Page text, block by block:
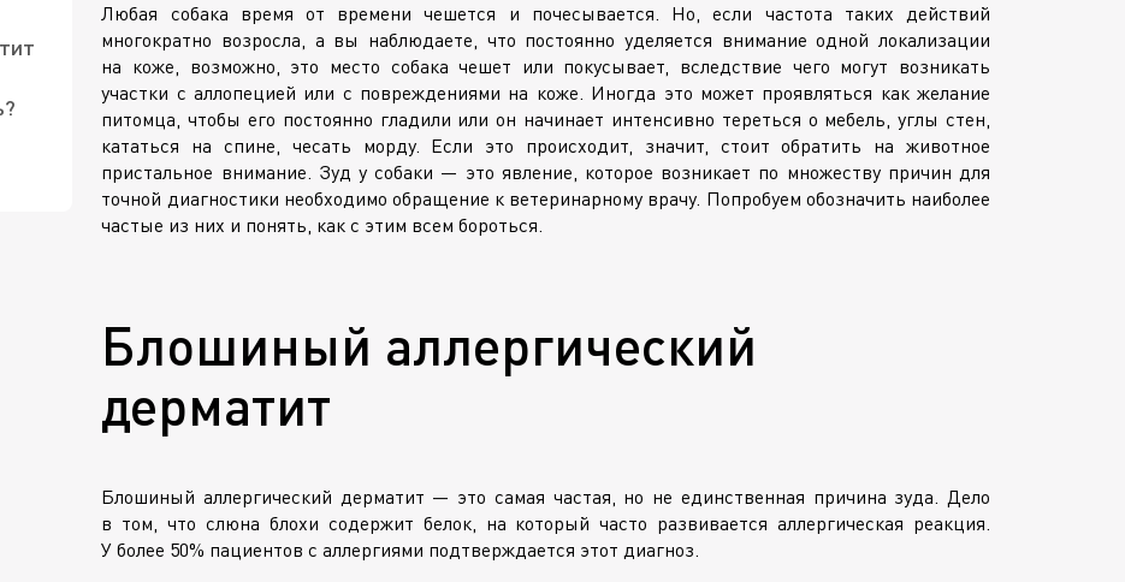
Любая собака время от времени чешется и почесывается. Но, если частота таких действий
многократно возросла, а вы наблюдаете, что постоянно уделяется внимание одной локализации
на коже, возможно, это место собака чешет или покусывает, вследствие чего могут возникать
участки с аллопецией или с повреждениями на коже. Иногда это может проявляться как желание
питомца, чтобы его постоянно гладили или он начинает интенсивно тереться о мебель, углы стен,
кататься на спине, чесать морду. Если это происходит, значит, стоит обратить на животное
пристальное внимание. Зуд у собаки — это явление, которое возникает по множеству причин для
точной диагностики необходимо обращение к ветеринарному врачу. Попробуем обозначить наиболее
частые из них и понять, как с этим всем бороться.
Блошиный аллергический
дерматит
Блошиный аллергический дерматит — это самая частая, но не единственная причина зуда. Дело
в том, что слюна блохи содержит белок, на который часто развивается аллергическая реакция.
У более 50% пациентов с аллергиями подтверждается этот диагноз.